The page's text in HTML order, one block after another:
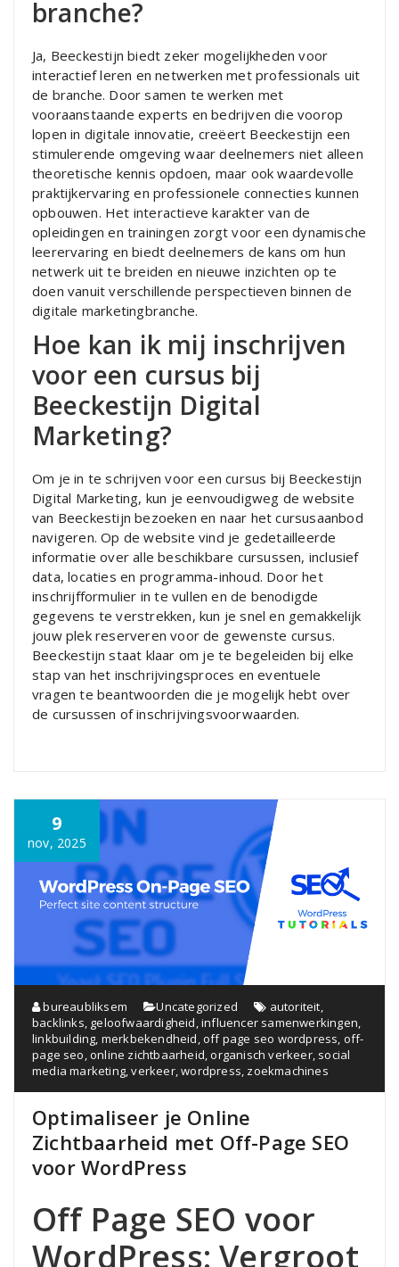
branche?
Ja, Beeckestijn biedt zeker mogelijkheden voor
interactief leren en netwerken met professionals uit
de branche. Door samen te werken met
vooraanstaande experts en bedrijven die voorop
lopen in digitale innovatie, creëert Beeckestijn een
stimulerende omgeving waar deelnemers niet alleen
theoretische kennis opdoen, maar ook waardevolle
praktijkervaring en professionele connecties kunnen
opbouwen. Het interactieve karakter van de
opleidingen en trainingen zorgt voor een dynamische
leerervaring en biedt deelnemers de kans om hun
netwerk uit te breiden en nieuwe inzichten op te
doen vanuit verschillende perspectieven binnen de
digitale marketingbranche.
Hoe kan ik mij inschrijven
voor een cursus bij
Beeckestijn Digital
Marketing?
Om je in te schrijven voor een cursus bij Beeckestijn
Digital Marketing, kun je eenvoudigweg de website
van Beeckestijn bezoeken en naar het cursusaanbod
navigeren. Op de website vind je gedetailleerde
informatie over alle beschikbare cursussen, inclusief
data, locaties en programma-inhoud. Door het
inschrijfformulier in te vullen en de benodigde
gegevens te verstrekken, kun je snel en gemakkelijk
jouw plek reserveren voor de gewenste cursus.
Beeckestijn staat klaar om je te begeleiden bij elke
stap van het inschrijvingsproces en eventuele
vragen te beantwoorden die je mogelijk hebt over
de cursussen of inschrijvingsvoorwaarden.
9
nov, 2025
bureaubliksem Uncategorized autoriteit,
backlinks, geloofwaardigheid,influencer samenwerkingen,
linkbuilding, merkbekendheid,off page seo wordpress, off-
page seo,online zichtbaarheid,organisch verkeer, social
media marketing,verkeer,wordpress, zoekmachines
Optimaliseer je Online
Zichtbaarheid met Off-Page SEO
voor WordPress
Off Page SEO voor
WordPress: Vergroot